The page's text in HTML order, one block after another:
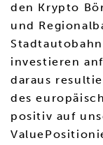
den Krypto
und
investieren
daraus
des
positiv auf